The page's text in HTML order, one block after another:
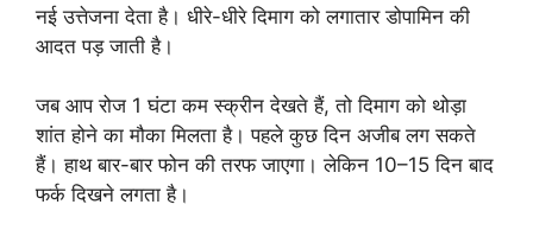
नई उत्तेजना देता है। धीरे-धीरे दिमाग को लगातार डोपामिन की
आदत पड़ जाती है।
जब आप रोज 1 घंटा कम स्क्रीन देखते हैं, तो दिमाग को थोड़ा
शांत होने का मौका मिलता है। पहले कुछ दिन अजीब लग सकते
हैं। हाथ बार-बार फोन की तरफ जाएगा। लेकिन 10–15 दिन बाद
फर्क दिखने लगता है।